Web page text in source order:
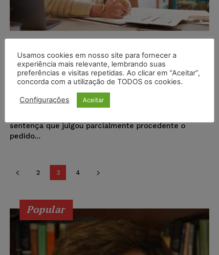
aposentadoria somente após 25
anos de exercício do magistério
A 1ª Turma deu parcial provimento à apelação do
sentença que julgou parcialmente procedente o
pedido...
2 3 4
Popular
Usamos cookies em nosso site para fornecer a
experiência mais relevante, lembrando suas
preferências e visitas repetidas. Ao clicar em “Aceitar”,
concorda com a utilização de TODOS os cookies.
Configurações Aceitar